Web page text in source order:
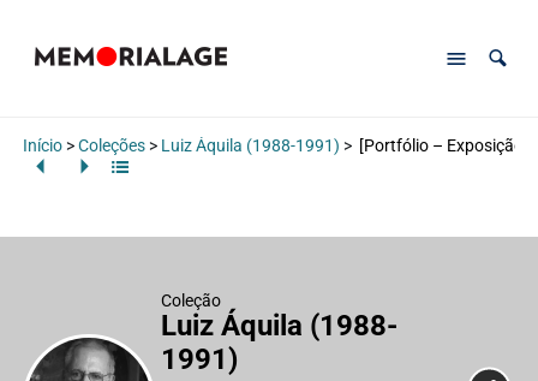
Início>Coleções> Luiz Áquila (1988-1991) > [Portfólio – Exposição
Coleção
Luiz Áquila (1988-
1991)